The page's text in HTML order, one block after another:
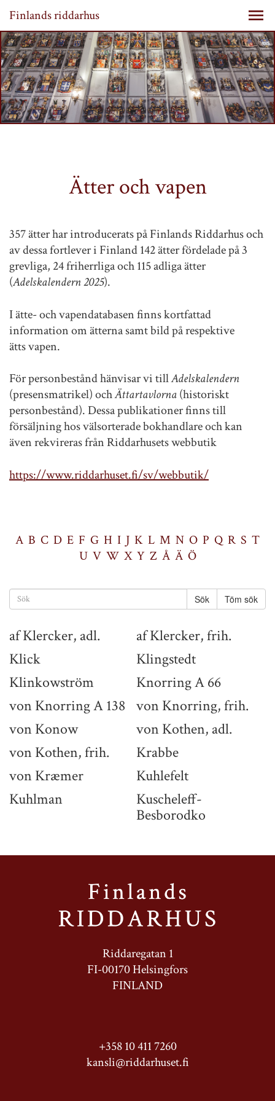
Finlands riddarhus
Ätter och vapen
357 ätter har introducerats på Finlands Riddarhus och
av dessa fortlever i Finland 142 ätter fördelade på 3
grevliga, 24 friherrliga och 115 adliga ätter
(Adelskalendern 2025).
I ätte- och vapendatabasen finns kortfattad
information om ätterna samt bild på respektive
ätts vapen.
För personbestånd hänvisar vi tillAdelskalendern
(presensmatrikel) ochÄttartavlorna(historiskt
personbestånd). Dessa publikationer finns till
försäljning hos välsorterade bokhandlare och kan
även rekvireras från Riddarhusets webbutik
https://www.riddarhuset.fi/sv/webbutik/
A B C D E F G H I J K L M N O P Q R S T
U V W X Y Z Å Ä Ö
Töm sök
af Klercker, adl.
af Klercker, frih.
Klick
Klingstedt
Klinkowström
Knorring A 66
von Knorring A 138
von Knorring, frih.
von Konow
von Kothen, adl.
von Kothen, frih.
Krabbe
von Kræmer
Kuhlefelt
Kuhlman
Kuscheleff-
Besborodko
Riddaregatan 1
FI-00170 Helsingfors
FINLAND
+358 10 411 7260
kansli@riddarhuset.fi